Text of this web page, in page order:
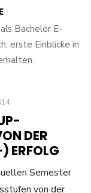
Bachelor E-
erste Einblicke in
DER
ERFOLG
Semester
von der